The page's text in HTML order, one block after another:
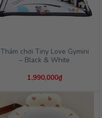
Thảm chơi Tiny Love Gymini
– Black & White
1,990,000₫